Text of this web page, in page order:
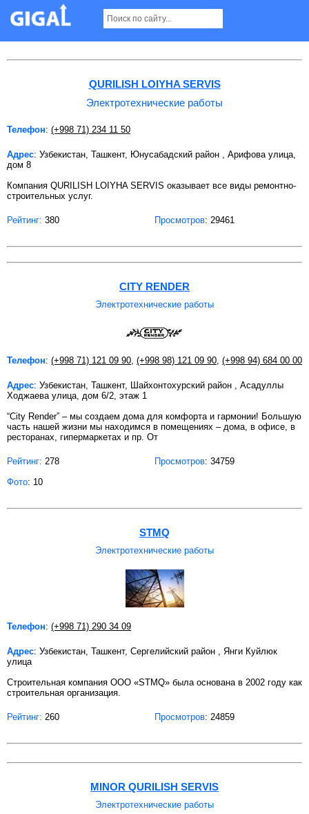
Электротехнические работы в Ташкенте
QURILISH LOIYHA SERVIS
Электротехнические работы
Телефон: (+998 71) 234 11 50
Адрес: Узбекистан, Ташкент, Юнусабадский район , Арифова улица,
дом 8
Компания QURILISH LOIYHA SERVIS оказывает все виды ремонтно-
строительных услуг.
Рейтинг: 380 Просмотров: 29461
CITY RENDER
Электротехнические работы
Телефон: (+998 71) 121 09 90, (+998 98) 121 09 90, (+998 94) 684 00 00
Адрес: Узбекистан, Ташкент, Шайхонтохурский район , Асадуллы
Ходжаева улица, дом 6/2, этаж 1
“City Render” – мы создаем дома для комфорта и гармонии! Большую
часть нашей жизни мы находимся в помещениях – дома, в офисе, в
ресторанах, гипермаркетах и пр. От
Рейтинг: 278 Просмотров: 34759
Фото: 10
STMQ
Электротехнические работы
Телефон: (+998 71) 290 34 09
Адрес: Узбекистан, Ташкент, Сергелийский район , Янги Куйлюк
улица
Строительная компания ООО «STMQ» была основана в 2002 году как
строительная организация.
Рейтинг: 260 Просмотров: 24859
MINOR QURILISH SERVIS
Электротехнические работы